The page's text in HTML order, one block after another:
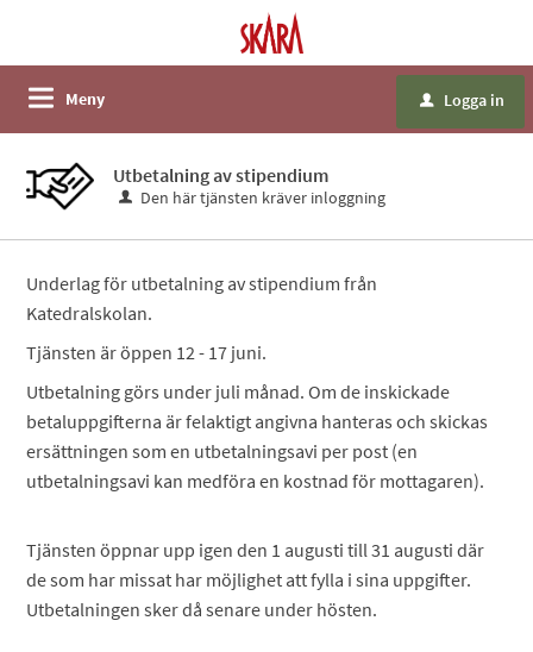
Meny u Logga in
Utbetalning av stipendium
Den här tjänsten kräver inloggning
Underlag för utbetalning av stipendium från
Katedralskolan.
Tjänsten är öppen 12 - 17 juni.
Utbetalning görs under juli månad. Om de inskickade
betaluppgifterna är felaktigt angivna hanteras och skickas
ersättningen som en utbetalningsavi per post (en
utbetalningsavi kan medföra en kostnad för mottagaren).
Tjänsten öppnar upp igen den 1 augusti till 31 augusti där
de som har missat har möjlighet att fylla i sina uppgifter.
Utbetalningen sker då senare under hösten.